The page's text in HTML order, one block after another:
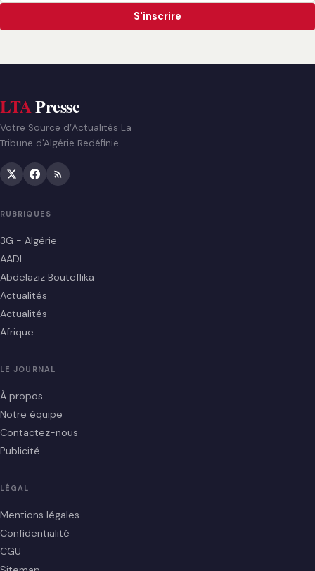
S'inscrire
LTAPresse
Votre Source d’Actualités La
Tribune d'Algérie Redéfinie
RUBRIQUES
3G - Algérie
AADL
Abdelaziz Bouteflika
Actualités
Actualités
Afrique
LE JOURNAL
À propos
Notre équipe
Contactez-nous
Publicité
LÉGAL
Mentions légales
Confidentialité
CGU